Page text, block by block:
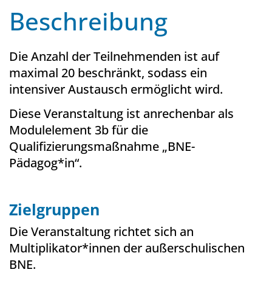
Beschreibung
Die Anzahl der Teilnehmenden ist auf
maximal 20 beschränkt, sodass ein
intensiver Austausch ermöglicht wird.
Diese Veranstaltung ist anrechenbar als
Modulelement 3b für die
Qualifizierungsmaßnahme „BNE-
Pädagog*in“.
Zielgruppen
Die Veranstaltung richtet sich an
Multiplikator*innen der außerschulischen
BNE.